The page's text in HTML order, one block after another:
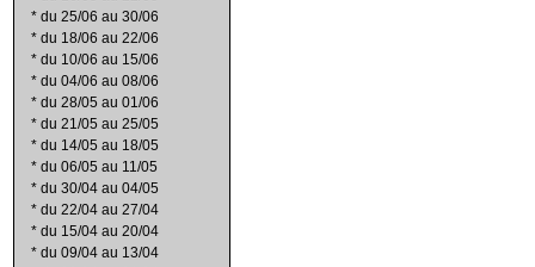
* du 25/06 au 30/06
* du 18/06 au 22/06
* du 10/06 au 15/06
* du 04/06 au 08/06
* du 28/05 au 01/06
* du 21/05 au 25/05
* du 14/05 au 18/05
* du 06/05 au 11/05
* du 30/04 au 04/05
* du 22/04 au 27/04
* du 15/04 au 20/04
* du 09/04 au 13/04